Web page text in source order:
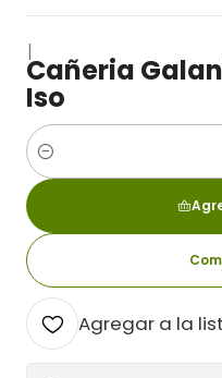
|
Cañeria
Iso
Cantidad
Agregar a la